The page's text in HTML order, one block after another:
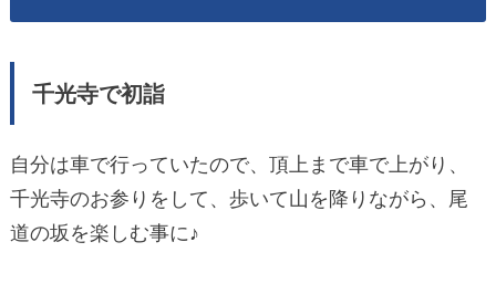
千光寺で初詣
自分は車で行っていたので、頂上まで車で上がり、
千光寺のお参りをして、歩いて山を降りながら、尾
道の坂を楽しむ事に♪